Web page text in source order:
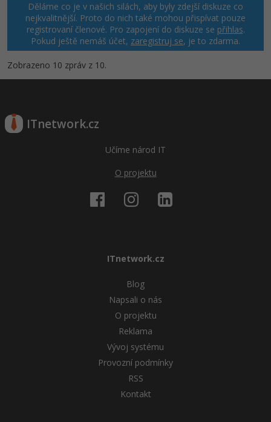
Děláme co je v našich silách, aby byly zdejší diskuze co
nejkvalitnější. Proto do nich také mohou přispívat pouze
registrovaní členové. Pro zapojení do diskuze se přihlas.
Pokud ještě nemáš účet, zaregistruj se, je to zdarma.
Zobrazeno 10 zpráv z 10.
ITnetwork.cz
Učíme národ IT
O projektu
ITnetwork.cz
Blog
Napsali o nás
O projektu
Reklama
Vývoj systému
Provozní podmínky
RSS
Kontakt